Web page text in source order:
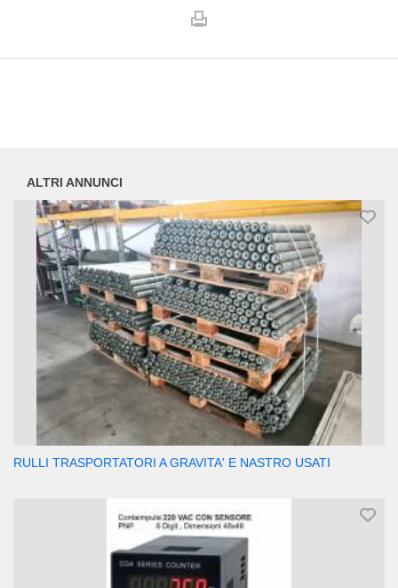
ALTRI ANNUNCI
RULLI TRASPORTATORI A GRAVITA' E NASTRO USATI